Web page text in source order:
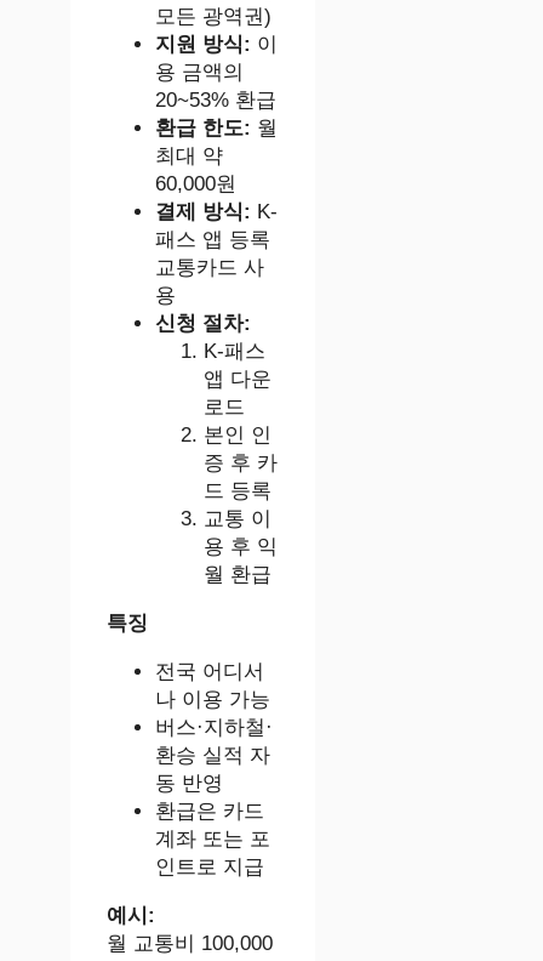
모든 광역권)
지원 방식: 이
용 금액의
20~53% 환급
환급 한도: 월
최대 약
60,000원
결제 방식: K-
패스 앱 등록
교통카드 사
용
신청 절차:
K-패스
앱 다운
로드
본인 인
증 후 카
드 등록
교통 이
용 후 익
월 환급
특징
전국 어디서
나 이용 가능
버스·지하철·
환승 실적 자
동 반영
환급은 카드
계좌 또는 포
인트로 지급
예시:
월 교통비 100,000